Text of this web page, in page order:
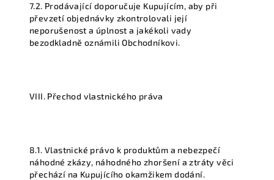
7.2. Prodávající doporučuje Kupujícím, aby při
převzetí objednávky zkontrolovali její
neporušenost a úplnost a jakékoli vady
bezodkladně oznámili Obchodníkovi.
VIII. Přechod vlastnického práva
8.1. Vlastnické právo k produktům a nebezpečí
náhodné zkázy, náhodného zhoršení a ztráty věci
přechází na Kupujícího okamžikem dodání.